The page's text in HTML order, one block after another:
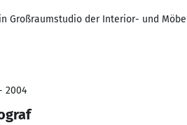
Großraumstudio der Interior- und
2004